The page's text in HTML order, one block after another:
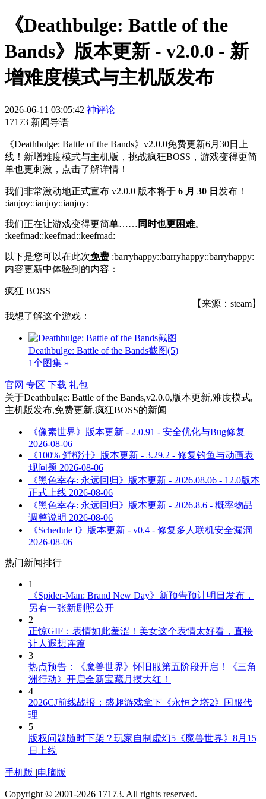
《Deathbulge: Battle of the
Bands》版本更新 - v2.0.0 - 新
增难度模式与主机版发布
2026-06-11 03:05:42 神评论
17173 新闻导语
《Deathbulge: Battle of the Bands》v2.0.0免费更新6月30日上
线！新增难度模式与主机版，挑战疯狂BOSS，游戏变得更简
单也更刺激，点击了解详情！
我们非常激动地正式宣布 v2.0.0 版本将于 6 月 30 日 发布！
ːianjoyːːianjoyːːianjoyː
我们正在让游戏变得更简单…… 同时也更困难。
ːkeefmadːːkeefmadːːkeefmadː
以下是您可以在此次免费 :barryhappy::barryhappy::barryhappy:
内容更新中体验到的内容：
疯狂 BOSS
【来源：steam】
我想了解这个游戏：
Deathbulge: Battle of the Bands截图(5)
1个图集 »
官网 专区 下载 礼包
关于Deathbulge: Battle of the Bands,v2.0.0,版本更新,难度模式,
主机版发布,免费更新,疯狂BOSS的新闻
《像素世界》版本更新 - 2.0.91 - 安全优化与Bug修复
2026-08-06
《100% 鲜橙汁》版本更新 - 3.29.2 - 修复钓鱼与动画表
现问题 2026-08-06
《黑色幸存: 永远回归》版本更新 - 2026.08.06 - 12.0版本
正式上线 2026-08-06
《黑色幸存: 永远回归》版本更新 - 2026.8.6 - 概率物品
调整说明 2026-08-06
《Schedule I》版本更新 - v0.4 - 修复多人联机安全漏洞
2026-08-06
热门新闻排行
1
《Spider-Man: Brand New Day》新预告预计明日发布，
另有一张新剧照公开
2
正惊GIF：表情如此羞涩！美女这个表情太好看，直接
让人遐想连篇
3
热点预告：《魔兽世界》怀旧服第五阶段开启！《三角
洲行动》开启全新宝藏月摸大红！
4
2026CJ前线战报：盛趣游戏拿下《永恒之塔2》国服代
理
5
版权问题随时下架？玩家自制虚幻5《魔兽世界》8月15
日上线
手机版 |电脑版
Copyright © 2001-2026 17173. All rights reserved.